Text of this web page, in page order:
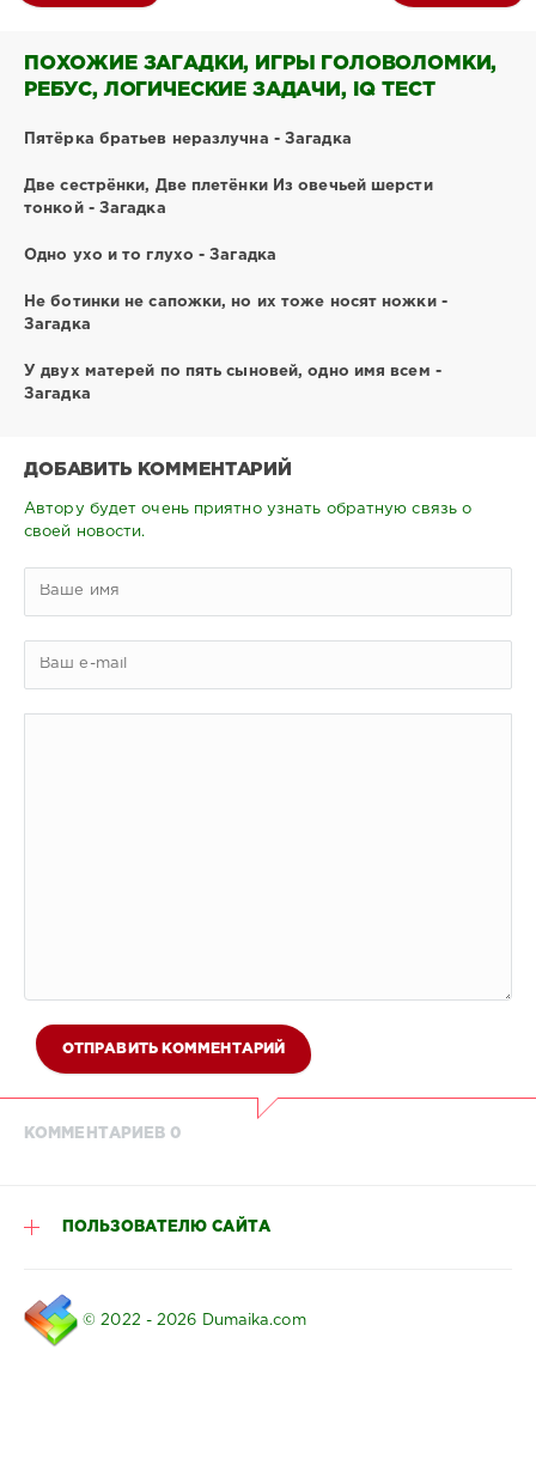
ПОХОЖИЕ ЗАГАДКИ, ИГРЫ ГОЛОВОЛОМКИ,
РЕБУС, ЛОГИЧЕСКИЕ ЗАДАЧИ, IQ ТЕСТ
Пятёрка братьев неразлучна - Загадка
Две сестрёнки, Две плетёнки Из овечьей шерсти
тонкой - Загадка
Одно ухо и то глухо - Загадка
Не ботинки не сапожки, но их тоже носят ножки -
Загадка
У двух матерей по пять сыновей, одно имя всем -
Загадка
ДОБАВИТЬ КОММЕНТАРИЙ
Автору будет очень приятно узнать обратную связь о
своей новости.
ОТПРАВИТЬ КОММЕНТАРИЙ
КОММЕНТАРИЕВ 0
ПОЛЬЗОВАТЕЛЮ САЙТА
© 2022 - 2026 Dumaika.com